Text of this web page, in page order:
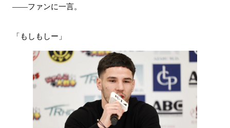
――ファンに一言。
「もしもしー」